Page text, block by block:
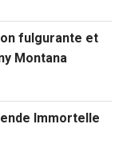
fulgurante et
Montana
Immortelle